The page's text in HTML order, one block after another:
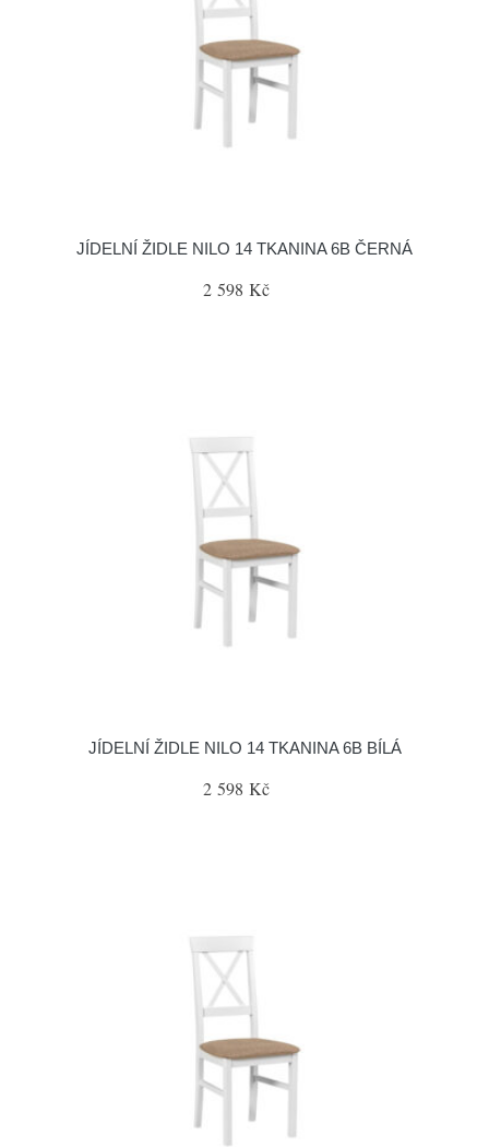
JÍDELNÍ ŽIDLE NILO 14 TKANINA 6B ČERNÁ
2 598 Kč
JÍDELNÍ ŽIDLE NILO 14 TKANINA 6B BÍLÁ
2 598 Kč